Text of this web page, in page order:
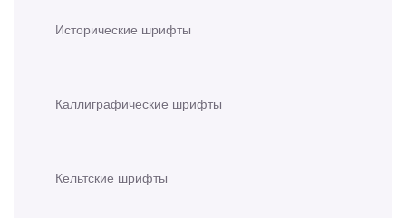
Исторические шрифты
Каллиграфические шрифты
Кельтские шрифты